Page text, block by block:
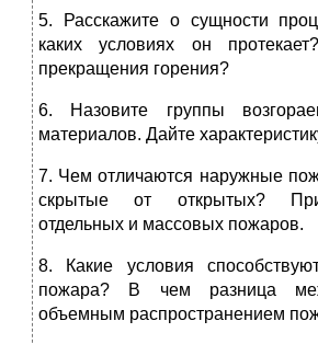
5. Расскажите о сущности
каких условиях он
прекращения горения?
6. Назовите группы
материалов. Дайте
7. Чем отличаются наружные
скрытые от открытых?
отдельных и массовых пожаров.
8. Какие условия
пожара? В чем разница
объемным распространением